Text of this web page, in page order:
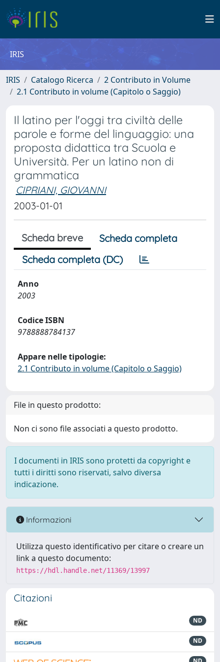
IRIS
IRIS Catalogo Ricerca
2 Contributo in Volume
2.1 Contributo in volume (Capitolo o Saggio)
Il latino per l'oggi tra civiltà delle
parole e forme del linguaggio: una
proposta didattica tra Scuola e
Università. Per un latino non di
grammatica
CIPRIANI, GIOVANNI
2003-01-01
Scheda breve
Scheda completa
Scheda completa (DC)
Anno
2003
Codice ISBN
9788888784137
Appare nelle tipologie:
2.1 Contributo in volume (Capitolo o Saggio)
File in questo prodotto:
Non ci sono file associati a questo prodotto.
I documenti in IRIS sono protetti da copyright e
tutti i diritti sono riservati, salvo diversa
indicazione.
Informazioni
Utilizza questo identificativo per citare o creare un
link a questo documento:
https://hdl.handle.net/11369/13997
Citazioni
ND
ND